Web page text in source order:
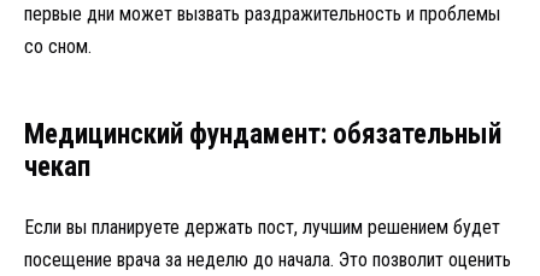
первые дни может вызвать раздражительность и проблемы
со сном.
Медицинский фундамент: обязательный
чекап
Если вы планируете держать пост, лучшим решением будет
посещение врача за неделю до начала. Это позволит оценить